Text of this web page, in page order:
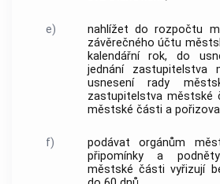
e)
nahlížet do rozpočtu
závěrečného účtu
kalendářní rok, do
jednání zastupitelstva
usnesení rady
zastupitelstva městské
městské části a
f)
podávat orgánům
připomínky a
městské části vyřizují